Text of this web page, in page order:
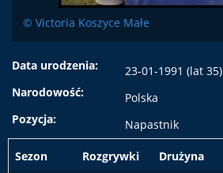
© Victoria Koszyce Małe
Data urodzenia:
23-01-1991 (lat 35)
Narodowość:
Polska
Pozycja:
Napastnik
Sezon Rozgrywki Drużyna